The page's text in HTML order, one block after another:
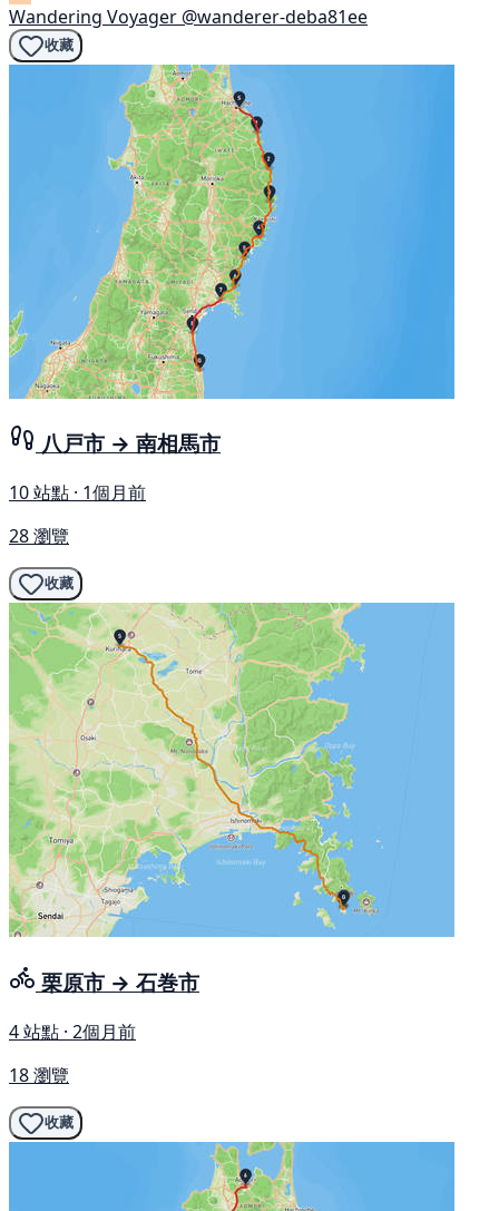
Wandering Voyager @wanderer-deba81ee
收藏
八戸市 → 南相馬市
10 站點 · 1個月前
28 瀏覽
收藏
栗原市 → 石巻市
4 站點 · 2個月前
18 瀏覽
收藏